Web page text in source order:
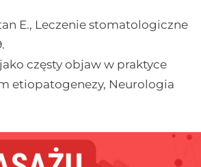
E., Leczenie stomatologiczne
jako częsty objaw w praktyce
etiopatogenezy, Neurologia